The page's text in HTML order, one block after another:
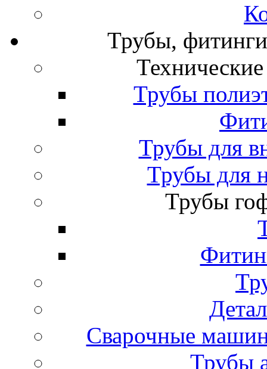
Трубы,
Трубы
Трубы для
Трубы для
Трубы
Сварочные
Трубы